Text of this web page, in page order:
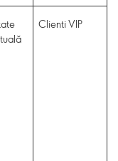
Clienti VIP